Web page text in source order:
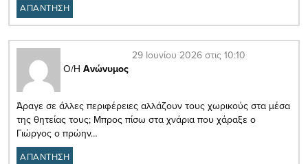
ΑΠΑΝΤΗΣΗ
Ο/Η Ανώνυμος
29 Ιουνίου 2026 στις 10:10
Άραγε σε άλλες περιφέρειες αλλάζουν τους χωρικούς στα μέσα
της θητείας τους; Μπρος πίσω στα χνάρια που χάραξε ο
Γιώργος ο πρώην…
ΑΠΑΝΤΗΣΗ